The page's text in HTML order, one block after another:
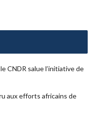
CNDR salue l’initiative de
aux efforts africains de